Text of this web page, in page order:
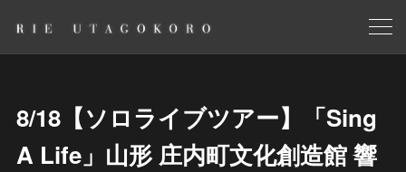
8/18【ソロライブツアー】「Sing
A Life」山形 庄内町文化創造館 響